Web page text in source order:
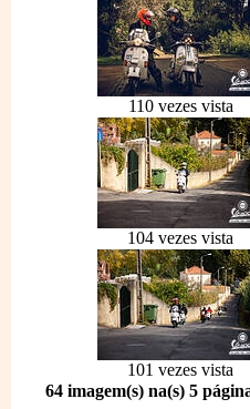
110 vezes vista
104 vezes vista
101 vezes vista
64 imagem(s) na(s) 5